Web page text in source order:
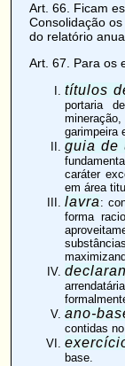
Art. 66. Ficam
Consolidação
do relatório
Art. 67 . Para
títulos
portaria
garimpeira
guia de
caráter
em área
lavra:
forma
ano-
contidas
base.